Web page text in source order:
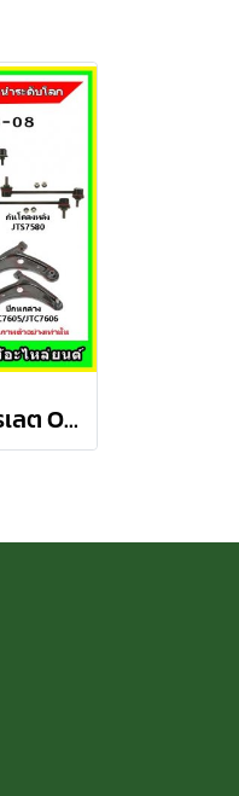
CHEVROLET เชฟโรเลต OPTRA ปี 03-08 ชุดช่วงล่าง TRW